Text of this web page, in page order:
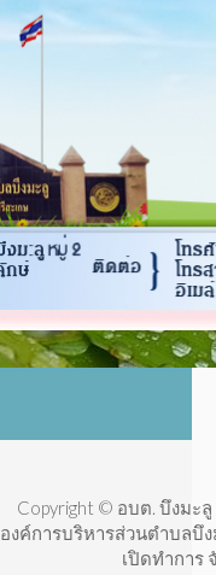
Copyright © อบต. บึงมะ
องค์การบริหารส่วนตำบลบึ